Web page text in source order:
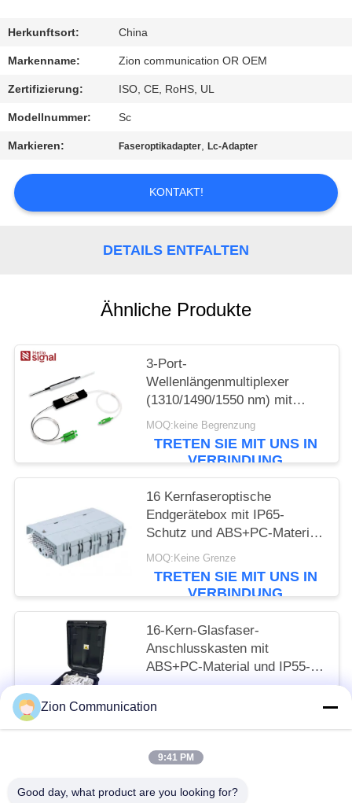
SITEMAP
Herkunftsort: China
Markenname: Zion communication OR OEM
Zertifizierung: ISO, CE, RoHS, UL
Modellnummer: Sc
Markieren: Faseroptikadapter,Lc-Adapter
KONTAKT!
DETAILS ENTFALTEN
Ähnliche Produkte
3-Port-
Wellenlängenmultiplexer
(1310/1490/1550 nm) mit
Filter, geringer
Einfügedämpfung, hoher
Kanaltrennung und
Pfad
MOQ:keine Begrenzung
TRETEN SIE MIT UNS IN
VERBINDUNG
16 Kernfaseroptische
Endgerätebox mit IP65-
Schutz und ABS+PC-Material
für sicheres
Fasermanagement
MOQ:Keine Grenze
TRETEN SIE MIT UNS IN
VERBINDUNG
16-Kern-Glasfaser-
Anschlusskasten mit
ABS+PC-Material und IP55-
Schutz für Fttx-Netzwerk
TRETEN SIE MIT UNS IN
VERBINDUNG
Zion Communication
9:41 PM
Good day, what product are you looking for?